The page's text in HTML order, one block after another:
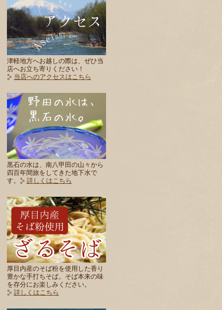
津軽地方へお越しの際は、ぜひ当
店へお立ち寄りください！
当店へのアクセスはこちら
黒石の水は、南八甲田の山々から
四百年間旅をしてきた地下水で
す。
詳しくはこちら
厚目内産のそば粉を使用した香り
豊かな手打ちそば。そば本来の味
を存分にお楽しみください。
詳しくはこちら